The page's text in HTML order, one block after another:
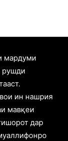
мардуми
рушди
ин нашрия
мавқеи
дар